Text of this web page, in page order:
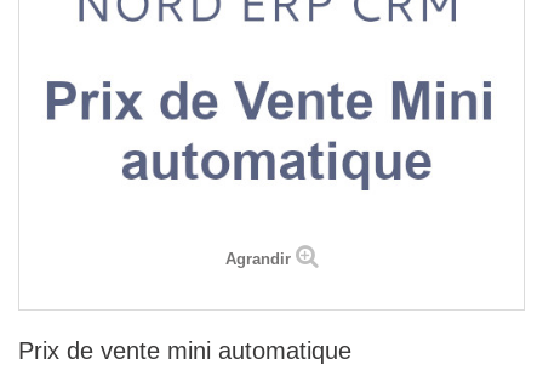
Agrandir
Prix de vente mini automatique